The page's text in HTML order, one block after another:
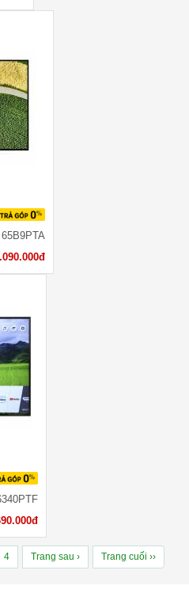
4 Trang sau › Trang cuối ››